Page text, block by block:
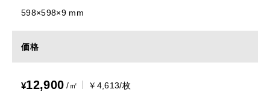
598×598×9 mm
価格
¥12,900 /㎡ ￥4,613/枚